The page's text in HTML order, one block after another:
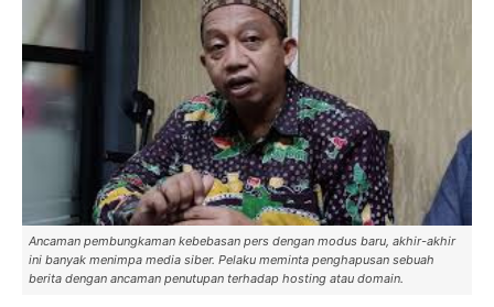
Ancaman pembungkaman kebebasan pers dengan modus baru, akhir-akhir
ini banyak menimpa media siber. Pelaku meminta penghapusan sebuah
berita dengan ancaman penutupan terhadap hosting atau domain.